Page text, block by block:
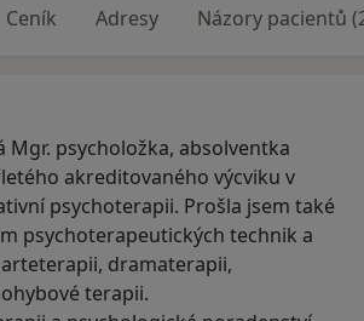
Ceník Adresy Názory pacientů
Mgr. psycholožka, absolventka
akreditovaného výcviku v
psychoterapii. Prošla jsem také
psychoterapeutických technik a
dramaterapii,
terapii.